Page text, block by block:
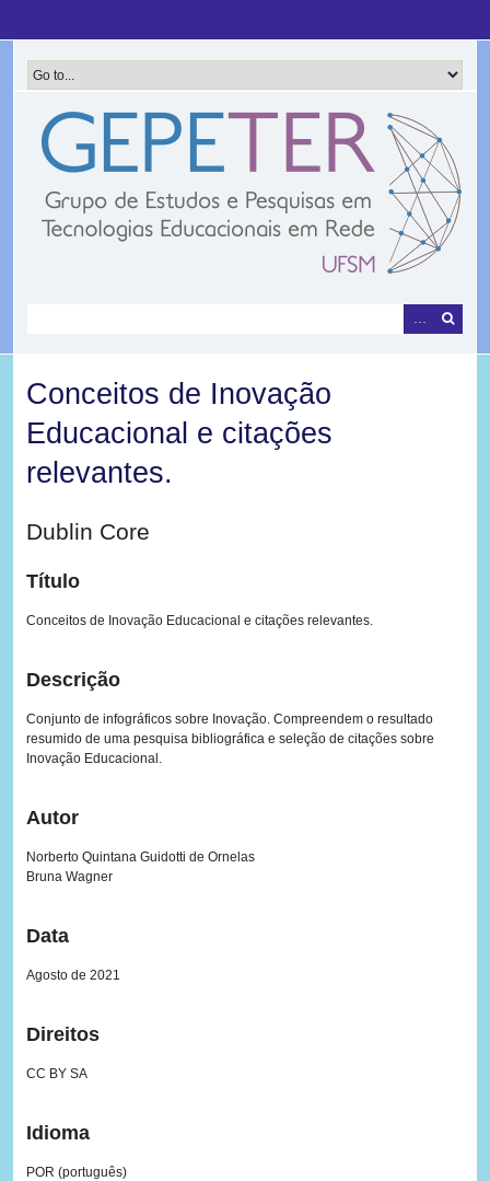
conteúdo
principal
Conceitos de Inovação
Educacional e citações
relevantes.
Dublin Core
Título
Conceitos de Inovação Educacional e citações relevantes.
Descrição
Conjunto de infográficos sobre Inovação. Compreendem o resultado
resumido de uma pesquisa bibliográfica e seleção de citações sobre
Inovação Educacional.
Autor
Norberto Quintana Guidotti de Ornelas
Bruna Wagner
Data
Agosto de 2021
Direitos
CC BY SA
Idioma
POR (português)